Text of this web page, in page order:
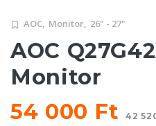
AOC, Monitor, 26" - 27"
AOC
Monitor
54 000 Ft42